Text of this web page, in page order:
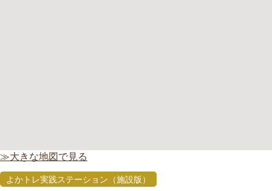
≫大きな地図で見る
よかトレ実践ステーション（施設版）